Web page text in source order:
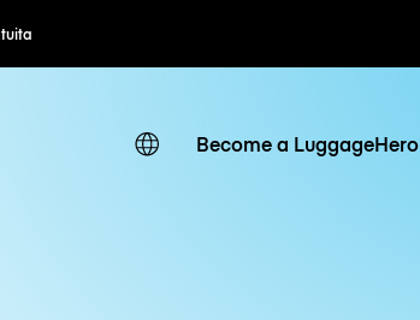
orarie / giornaliere
Become a LuggageHero